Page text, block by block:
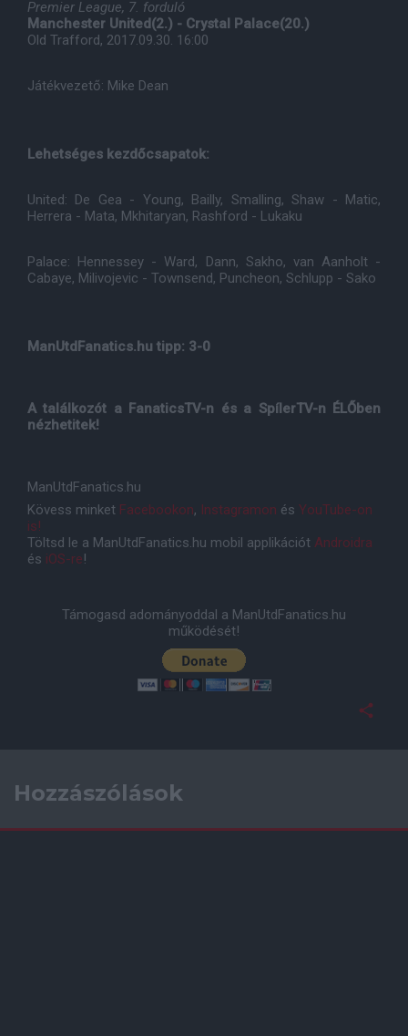
Premier League, 7. forduló
Manchester United(2.) - Crystal Palace(20.)
Old Trafford, 2017.09.30. 16:00
Játékvezető: Mike Dean
Lehetséges kezdőcsapatok:
United: De Gea - Young, Bailly, Smalling, Shaw - Matic,
Herrera - Mata, Mkhitaryan, Rashford - Lukaku
Palace: Hennessey - Ward, Dann, Sakho, van Aanholt -
Cabaye, Milivojevic - Townsend, Puncheon, Schlupp - Sako
ManUtdFanatics.hu tipp: 3-0
A találkozót a FanaticsTV-n és a SpílerTV-n ÉLŐben
nézhetitek!
ManUtdFanatics.hu
Kövess minket Facebookon, Instagramon és YouTube-on
is!
Töltsd le a ManUtdFanatics.hu mobil applikációt Androidra
és iOS-re!
Támogasd adományoddal a ManUtdFanatics.hu
működését!
Hozzászólások